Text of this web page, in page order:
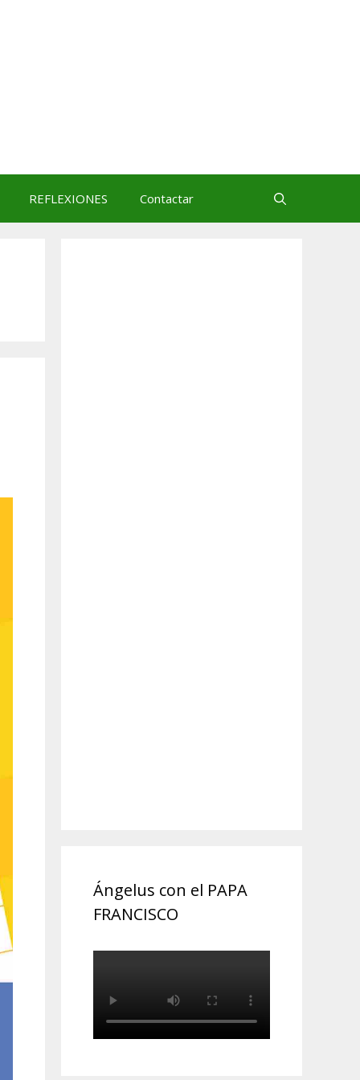
REFLEXIONES Contactar
Ángelus con el PAPA
FRANCISCO